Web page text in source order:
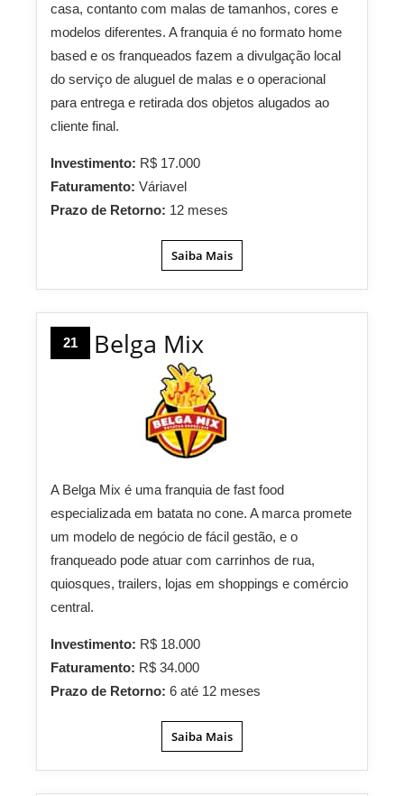
casa, contanto com malas de tamanhos, cores e
modelos diferentes. A franquia é no formato home
based e os franqueados fazem a divulgação local
do serviço de aluguel de malas e o operacional
para entrega e retirada dos objetos alugados ao
cliente final.
Investimento: R$ 17.000
Faturamento: Váriavel
Prazo de Retorno: 12 meses
Saiba Mais
21 Belga Mix
A Belga Mix é uma franquia de fast food
especializada em batata no cone. A marca promete
um modelo de negócio de fácil gestão, e o
franqueado pode atuar com carrinhos de rua,
quiosques, trailers, lojas em shoppings e comércio
central.
Investimento: R$ 18.000
Faturamento: R$ 34.000
Prazo de Retorno: 6 até 12 meses
Saiba Mais